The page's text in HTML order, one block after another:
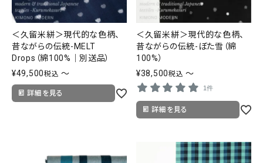
＜久留米絣＞現代的な色柄、
昔ながらの伝統-MELT
Drops（綿100%｜別送品）
¥49,500税込 〜
詳細を見る
＜久留米絣＞現代的な色柄、
昔ながらの伝統-ぼた雪（綿
100%）
¥38,500税込 〜
1件
詳細を見る